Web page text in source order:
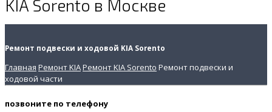
KIA Sorento в Москве
Ремонт подвески и ходовой KIA Sorento
Главная Ремонт KIAРемонт KIA Sorento Ремонт подвески и
ходовой части
позвоните по телефону